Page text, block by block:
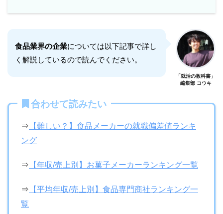
食品業界の企業については以下記事で詳し
く解説しているので読んでください。
「就活の教科書」
編集部 コウキ
合わせて読みたい
⇒ 【難しい？】食品メーカーの就職偏差値ランキ
ング
⇒ 【年収/売上別】お菓子メーカーランキング一覧
⇒ 【平均年収/売上別】食品専門商社ランキング一
覧